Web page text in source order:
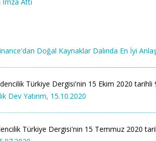
Doğal Kaynaklar Dalında En İyi
Türkiye Dergisi'nin 15 Ekim 2020 tarihli
Dev Yatırım, 15.10.2020
Türkiye Dergisi'nin 15 Temmuz 2020